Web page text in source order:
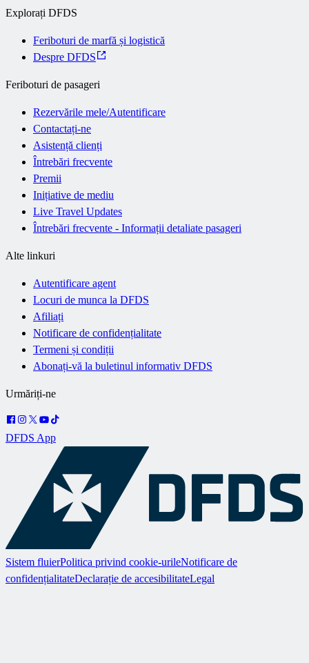
Explorați DFDS
Feriboturi de marfă și logistică
Despre DFDS
Feriboturi de pasageri
Rezervările mele/Autentificare
Contactați-ne
Asistență clienți
Întrebări frecvente
Premii
Inițiative de mediu
Live Travel Updates
Întrebări frecvente - Informații detaliate pasageri
Alte linkuri
Autentificare agent
Locuri de munca la DFDS
Afiliați
Notificare de confidențialitate
Termeni și condiții
Abonați-vă la buletinul informativ DFDS
Urmăriți-ne
DFDS App
Sistem fluierPolitica privind cookie-urileNotificare de
confidențialitateDeclarație de accesibilitateLegal